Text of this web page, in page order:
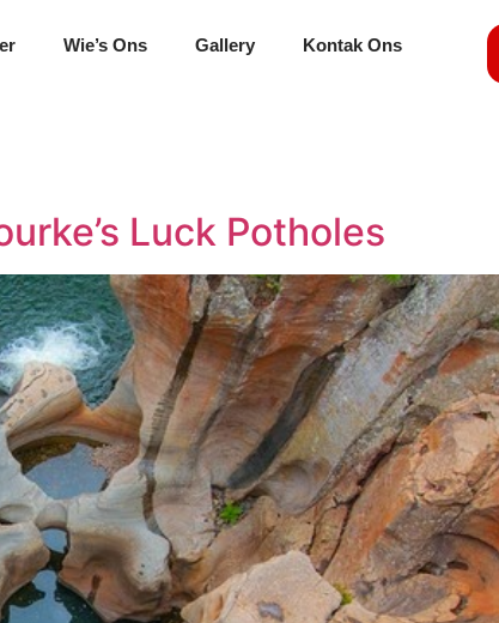
Wie’s Ons Gallery Kontak Ons
Luck Potholes